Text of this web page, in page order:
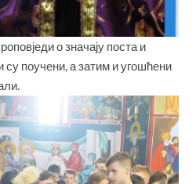
о значају поста и
поучени, а затим и угошћени